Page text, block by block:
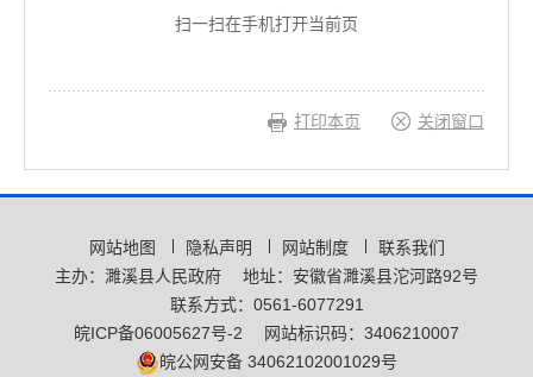
扫一扫在手机打开当前页
打印本页 关闭窗口
网站地图 隐私声明 网站制度
联系我们
主办：濉溪县人民政府
地址：安徽省濉溪县沱河路92号
联系方式：0561-6077291
皖ICP备06005627号-2
网站标识码：3406210007
皖公网安备 34062102001029号